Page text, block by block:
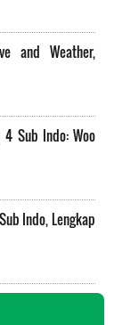
and Weather,
Sub Indo: Woo
Indo, Lengkap